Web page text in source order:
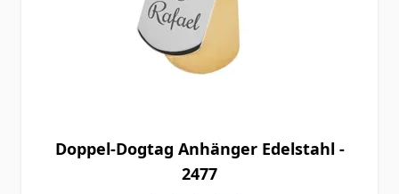
Doppel-Dogtag Anhänger Edelstahl -
2477